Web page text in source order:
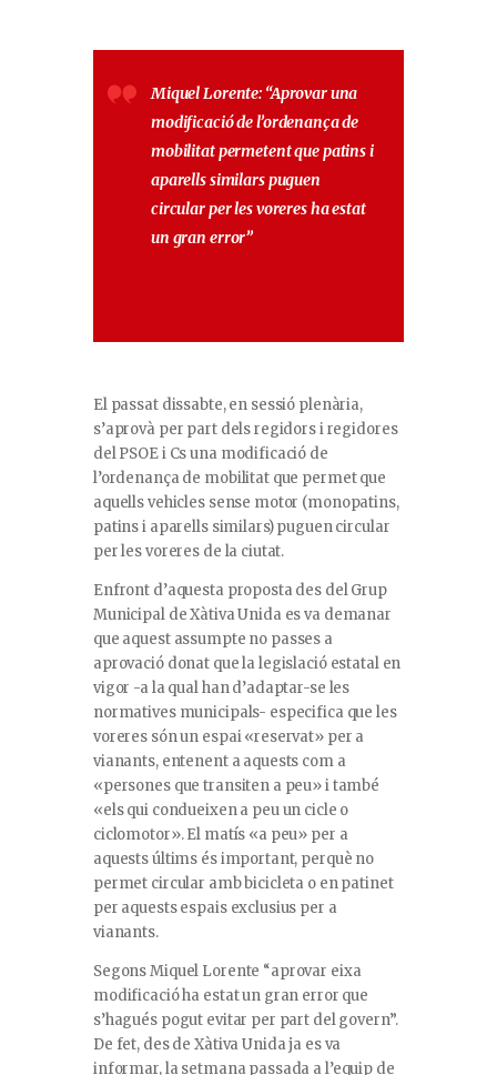
Miquel Lorente: “Aprovar una
modificació de l’ordenança de
mobilitat permetent que patins i
aparells similars puguen
circular per les voreres ha estat
un gran error”
El passat dissabte, en sessió plenària,
s’aprovà per part dels regidors i regidores
del PSOE i Cs una modificació de
l’ordenança de mobilitat que permet que
aquells vehicles sense motor (monopatins,
patins i aparells similars) puguen circular
per les voreres de la ciutat.
Enfront d’aquesta proposta des del Grup
Municipal de Xàtiva Unida es va demanar
que aquest assumpte no passes a
aprovació donat que la legislació estatal en
vigor -a la qual han d’adaptar-se les
normatives municipals- especifica que les
voreres són un espai «reservat» per a
vianants, entenent a aquests com a
«persones que transiten a peu» i també
«els qui condueixen a peu un cicle o
ciclomotor». El matís «a peu» per a
aquests últims és important, perquè no
permet circular amb bicicleta o en patinet
per aquests espais exclusius per a
vianants.
Segons Miquel Lorente “aprovar eixa
modificació ha estat un gran error que
s’hagués pogut evitar per part del govern”.
De fet, des de Xàtiva Unida ja es va
informar, la setmana passada a l’equip de